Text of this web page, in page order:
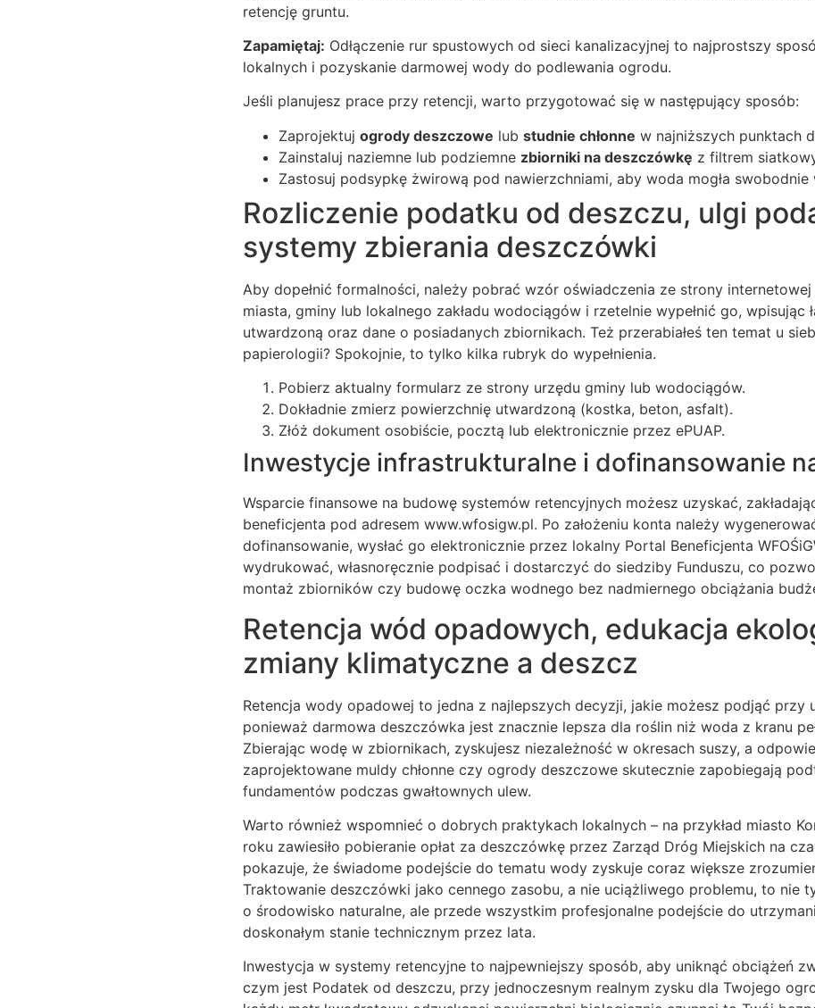
retencję gruntu.
Zapamiętaj: Odłączenie rur spustowych od sieci kanalizacyjnej to najprostszy
lokalnych i pozyskanie darmowej wody do podlewania ogrodu.
Jeśli planujesz prace przy retencji, warto przygotować się w następujący sposób:
Zaprojektuj ogrody deszczowe lub studnie chłonne w najniższych punktach
Zainstaluj naziemne lub podziemne zbiorniki na deszczówkę z filtrem
Zastosuj podsypkę żwirową pod nawierzchniami, aby woda mogła swobodnie
Rozliczenie podatku od deszczu, ulgi
systemy zbierania deszczówki
Aby dopełnić formalności, należy pobrać wzór oświadczenia ze strony internetowej
miasta, gminy lub lokalnego zakładu wodociągów i rzetelnie wypełnić go, wpisując
utwardzoną oraz dane o posiadanych zbiornikach. Też przerabiałeś ten temat u
papierologii? Spokojnie, to tylko kilka rubryk do wypełnienia.
Pobierz aktualny formularz ze strony urzędu gminy lub wodociągów.
Dokładnie zmierz powierzchnię utwardzoną (kostka, beton, asfalt).
Złóż dokument osobiście, pocztą lub elektronicznie przez ePUAP.
Inwestycje infrastrukturalne i dofinansowanie
Wsparcie finansowe na budowę systemów retencyjnych możesz uzyskać,
beneficjenta pod adresem www.wfosigw.pl. Po założeniu konta należy
dofinansowanie, wysłać go elektronicznie przez lokalny Portal Beneficjenta
wydrukować, własnoręcznie podpisać i dostarczyć do siedziby Funduszu, co
montaż zbiorników czy budowę oczka wodnego bez nadmiernego obciążania
Retencja wód opadowych, edukacja
zmiany klimatyczne a deszcz
Retencja wody opadowej to jedna z najlepszych decyzji, jakie możesz podjąć przy
ponieważ darmowa deszczówka jest znacznie lepsza dla roślin niż woda z kranu
Zbierając wodę w zbiornikach, zyskujesz niezależność w okresach suszy, a
zaprojektowane muldy chłonne czy ogrody deszczowe skutecznie zapobiegają
fundamentów podczas gwałtownych ulew.
Warto również wspomnieć o dobrych praktykach lokalnych – na przykład miasto
roku zawiesiło pobieranie opłat za deszczówkę przez Zarząd Dróg Miejskich na
pokazuje, że świadome podejście do tematu wody zyskuje coraz większe
Traktowanie deszczówki jako cennego zasobu, a nie uciążliwego problemu, to nie
o środowisko naturalne, ale przede wszystkim profesjonalne podejście do
doskonałym stanie technicznym przez lata.
Inwestycja w systemy retencyjne to najpewniejszy sposób, aby uniknąć obciążeń
czym jest Podatek od deszczu, przy jednoczesnym realnym zysku dla Twojego